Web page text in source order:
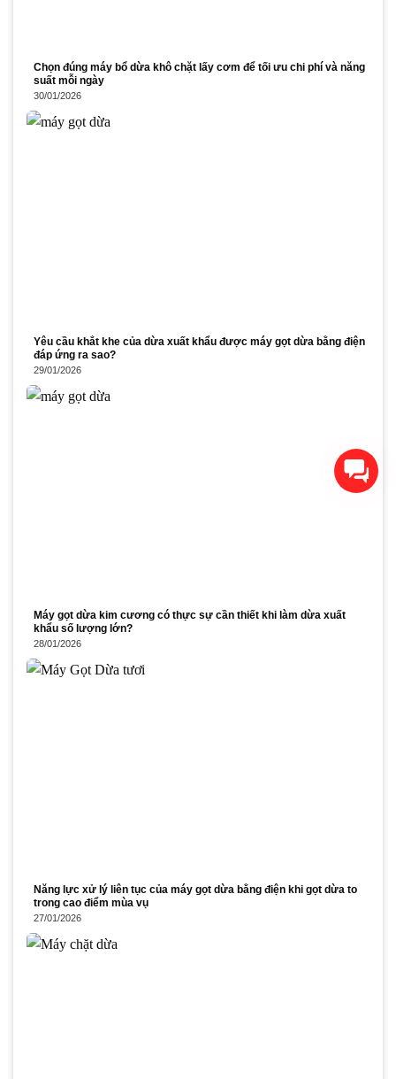
Chọn đúng máy bổ dừa khô chặt lấy cơm để tối ưu chi phí và năng
suất mỗi ngày
30/01/2026
Yêu cầu khắt khe của dừa xuất khẩu được máy gọt dừa bằng điện
đáp ứng ra sao?
29/01/2026
Máy gọt dừa kim cương có thực sự cần thiết khi làm dừa xuất
khẩu số lượng lớn?
28/01/2026
Năng lực xử lý liên tục của máy gọt dừa bằng điện khi gọt dừa to
trong cao điểm mùa vụ
27/01/2026